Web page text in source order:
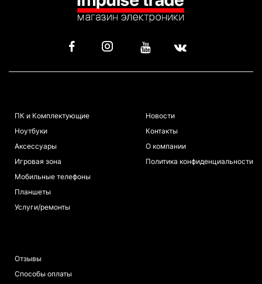
ПК и Комплектующие
Ноутбуки
Аксессуары
Игровая зона
Мобильные телефоны
Планшеты
Услуги/ремонты
Новости
Контакты
О компании
Политика конфиденциальности
Отзывы
Способы оплаты